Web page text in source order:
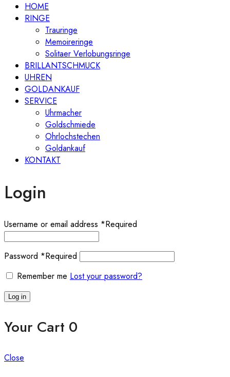
HOME
RINGE
Trauringe
Memoireringe
Solitaer Verlobungsringe
BRILLANTSCHMUCK
UHREN
GOLDANKAUF
SERVICE
Uhrmacher
Goldschmiede
Ohrlochstechen
Goldankauf
KONTAKT
Login
Username or email address *Required
Password *Required
Remember me Lost your password?
Log in
Your Cart 0
Close